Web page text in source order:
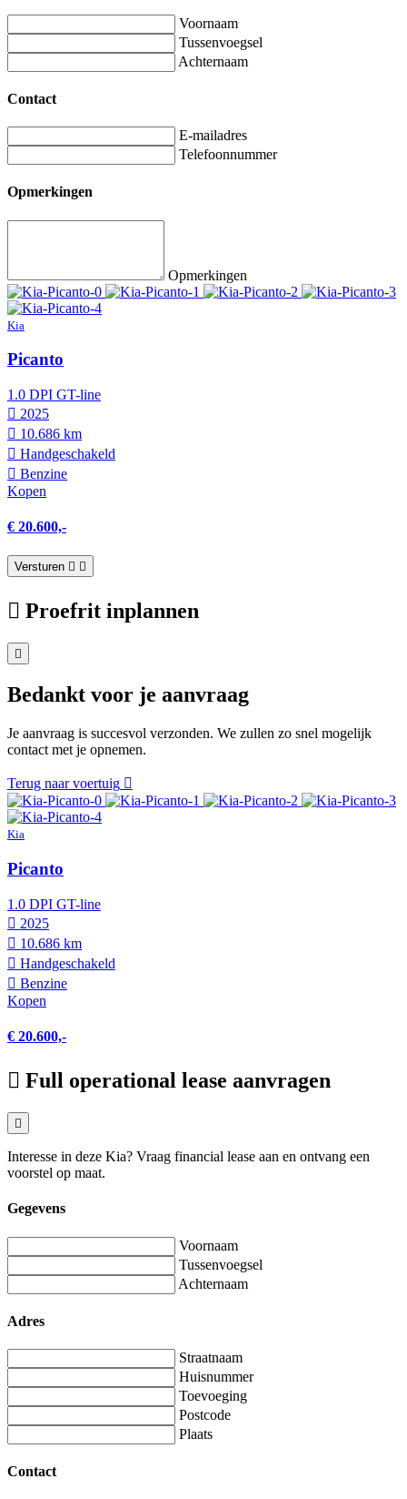
Voornaam
Tussenvoegsel
Achternaam
Contact
E-mailadres
Telefoonnummer
Opmerkingen
Opmerkingen
Kia
Picanto
1.0 DPI GT-line
2025
10.686 km
Hand­geschakeld
Benzine
Kopen
€ 20.600,-
Versturen
Proefrit inplannen
Bedankt voor je aanvraag
Je aanvraag is succesvol verzonden. We zullen zo snel mogelijk
contact met je opnemen.
Terug naar voertuig
Kia
Picanto
1.0 DPI GT-line
2025
10.686 km
Hand­geschakeld
Benzine
Kopen
€ 20.600,-
Full operational lease aanvragen
Interesse in deze Kia? Vraag financial lease aan en ontvang een
voorstel op maat.
Gegevens
Voornaam
Tussenvoegsel
Achternaam
Adres
Straatnaam
Huisnummer
Toevoeging
Postcode
Plaats
Contact